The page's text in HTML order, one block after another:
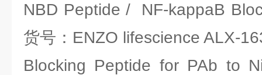
NBD Peptide / NF-kappaB
货号：ENZO lifescience ALX-
Blocking Peptide for PAb to